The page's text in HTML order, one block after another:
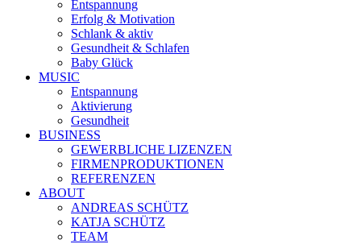
Entspannung
Erfolg & Motivation
Schlank & aktiv
Gesundheit & Schlafen
Baby Glück
MUSIC
Entspannung
Aktivierung
Gesundheit
BUSINESS
GEWERBLICHE LIZENZEN
FIRMENPRODUKTIONEN
REFERENZEN
ABOUT
ANDREAS SCHÜTZ
KATJA SCHÜTZ
TEAM